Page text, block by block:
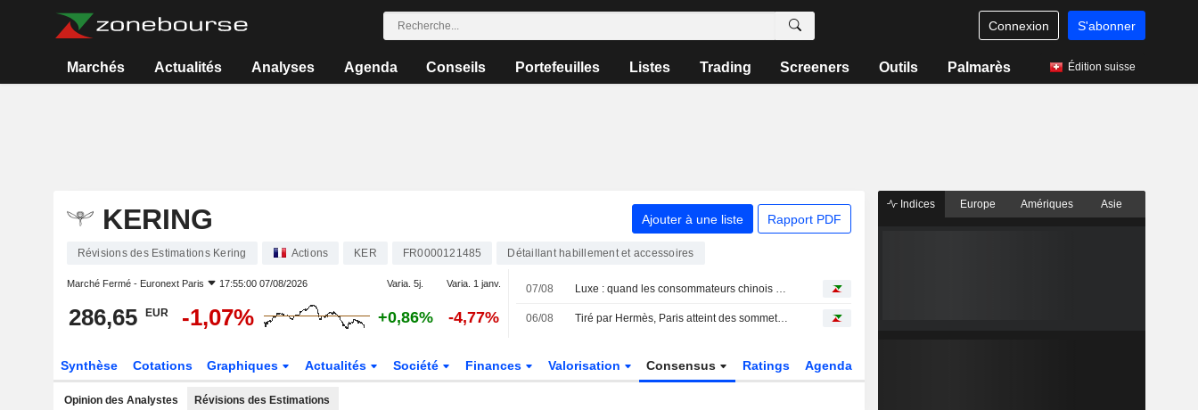
Connexion S'abonner
Marchés Actualités Analyses Agenda Conseils Portefeuilles Listes Trading Screeners Outils Palmarès Édition suisse
KERING Ajouter à une liste Rapport PDF
Révisions des Estimations Kering Actions KER FR0000121485 Détaillant habillement et accessoires
Marché Fermé - Euronext Paris 17:55:00 07/08/2026 Varia. 5j. Varia. 1 janv.
286,65 EUR -1,07% +0,86% -4,77%
07/08 Luxe : quand les consommateurs chinois préfèrent une crème plutôt qu'un sac
06/08 Tiré par Hermès, Paris atteint des sommets inexplorés
Synthèse Cotations Graphiques Actualités Société Finances Valorisation Consensus Ratings Agenda
Opinion des Analystes Révisions des Estimations
Indices Europe Amériques Asie